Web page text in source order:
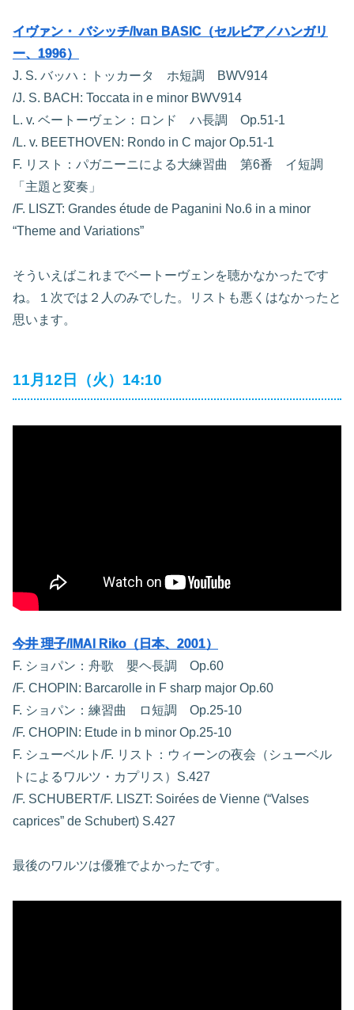
イヴァン・ バシッチ/Ivan BASIC（セルビア／ハンガリ
ー、1996）
J. S. バッハ：トッカータ ホ短調 BWV914
/J. S. BACH: Toccata in e minor BWV914
L. v. ベートーヴェン：ロンド ハ長調 Op.51-1
/L. v. BEETHOVEN: Rondo in C major Op.51-1
F. リスト：パガニーニによる大練習曲 第6番 イ短調
「主題と変奏」
/F. LISZT: Grandes étude de Paganini No.6 in a minor
“Theme and Variations”
そういえばこれまでベートーヴェンを聴かなかったです
ね。１次では２人のみでした。リストも悪くはなかったと
思います。
11月12日（火）14:10
今井 理子/IMAI Riko（日本、2001）
F. ショパン：舟歌 嬰ヘ長調 Op.60
/F. CHOPIN: Barcarolle in F sharp major Op.60
F. ショパン：練習曲 ロ短調 Op.25-10
/F. CHOPIN: Etude in b minor Op.25-10
F. シューベルト/F. リスト：ウィーンの夜会（シューベル
トによるワルツ・カプリス）S.427
/F. SCHUBERT/F. LISZT: Soirées de Vienne (“Valses
caprices” de Schubert) S.427
最後のワルツは優雅でよかったです。